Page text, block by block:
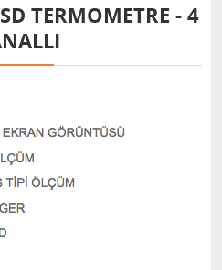
TERMOMETRE - 4